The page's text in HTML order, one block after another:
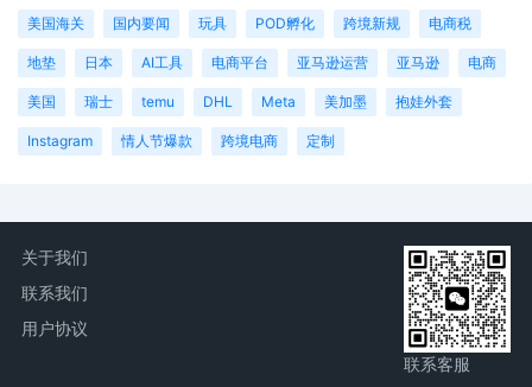
美国海关 国内要闻 玩具 POD孵化 跨境新规 电商税
地垫 日本 AI工具 电商平台 亚马逊运营 亚马逊 电商
美国 瑞士 temu DHL Meta 美加墨 抱娃外套
Instagram 情人节爆款 跨境电商 定制
关于我们
联系我们
用户协议
联系客服